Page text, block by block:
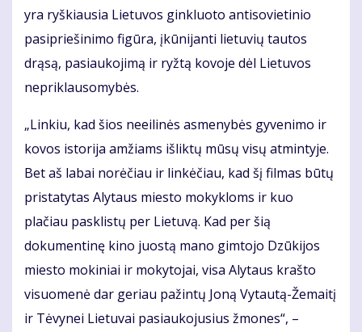
yra ryškiausia Lietuvos ginkluoto antisovietinio
pasipriešinimo figūra, įkūnijanti lietuvių tautos
drąsą, pasiaukojimą ir ryžtą kovoje dėl Lietuvos
nepriklausomybės.
„Linkiu, kad šios neeilinės asmenybės gyvenimo ir
kovos istorija amžiams išliktų mūsų visų atmintyje.
Bet aš labai norėčiau ir linkėčiau, kad šį filmas būtų
pristatytas Alytaus miesto mokykloms ir kuo
plačiau pasklistų per Lietuvą. Kad per šią
dokumentinę kino juostą mano gimtojo Dzūkijos
miesto mokiniai ir mokytojai, visa Alytaus krašto
visuomenė dar geriau pažintų Joną Vytautą-Žemaitį
ir Tėvynei Lietuvai pasiaukojusius žmones“, –